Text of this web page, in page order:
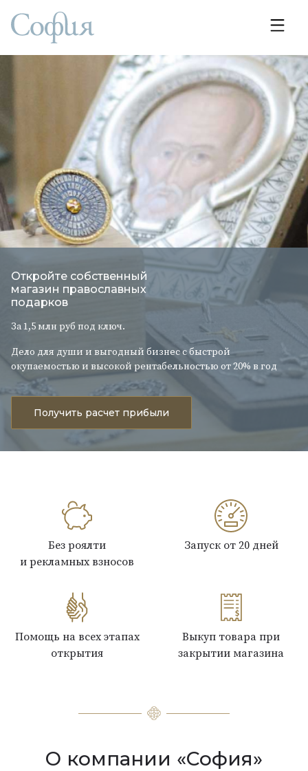
Откройте собственный
магазин православных
подарков
За 1,5 млн руб под ключ.
Дело для души и выгодный бизнес с быстрой
окупаемостью и высокой рентабельностью от 20% в год
Получить расчет прибыли
Без роялти
и рекламных взносов
Запуск от 20 дней
Помощь на всех этапах
открытия
Выкуп товара при
закрытии магазина
О компании «София»